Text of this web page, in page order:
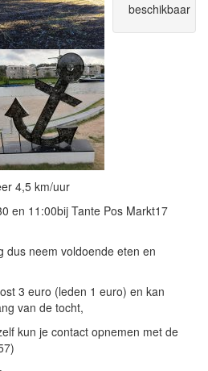
beschikbaar
4,5 km/uur
en 11:00bij Tante Pos Markt17
dus neem voldoende eten en
3 euro (leden 1 euro) en kan
van de tocht,
kun je contact opnemen met de